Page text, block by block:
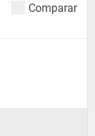
Comparar